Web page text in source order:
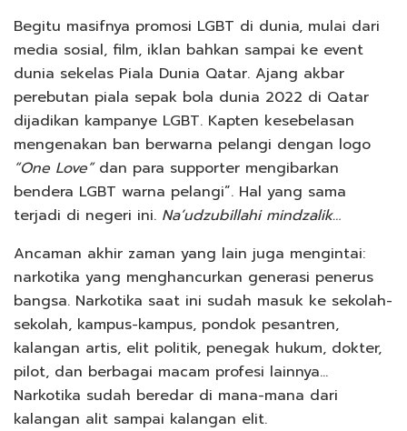
Begitu masifnya promosi LGBT di dunia, mulai dari
media sosial, film, iklan bahkan sampai ke event
dunia sekelas Piala Dunia Qatar. Ajang akbar
perebutan piala sepak bola dunia 2022 di Qatar
dijadikan kampanye LGBT. Kapten kesebelasan
mengenakan ban berwarna pelangi dengan logo
“One Love” dan para supporter mengibarkan
bendera LGBT warna pelangi”. Hal yang sama
terjadi di negeri ini. Na’udzubillahi mindzalik…
Ancaman akhir zaman yang lain juga mengintai:
narkotika yang menghancurkan generasi penerus
bangsa. Narkotika saat ini sudah masuk ke sekolah-
sekolah, kampus-kampus, pondok pesantren,
kalangan artis, elit politik, penegak hukum, dokter,
pilot, dan berbagai macam profesi lainnya…
Narkotika sudah beredar di mana-mana dari
kalangan alit sampai kalangan elit.